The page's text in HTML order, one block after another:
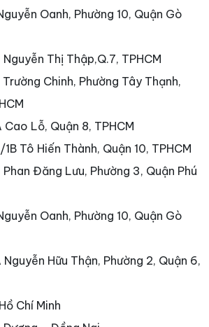
Oanh, Phường 10, Quận Gò
Thị Thập,Q.7, TPHCM
Trường Chinh, Phường Tây Thạnh,
Cao Lỗ, Quận 8, TPHCM
Tô Hiến Thành, Quận 10, TPHCM
Đăng Lưu, Phường 3, Quận Phú
Oanh, Phường 10, Quận Gò
Nguyễn Hữu Thận, Phường 2, Quận 6,
Chí Minh